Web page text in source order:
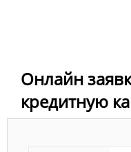
Онлайн
кредитную